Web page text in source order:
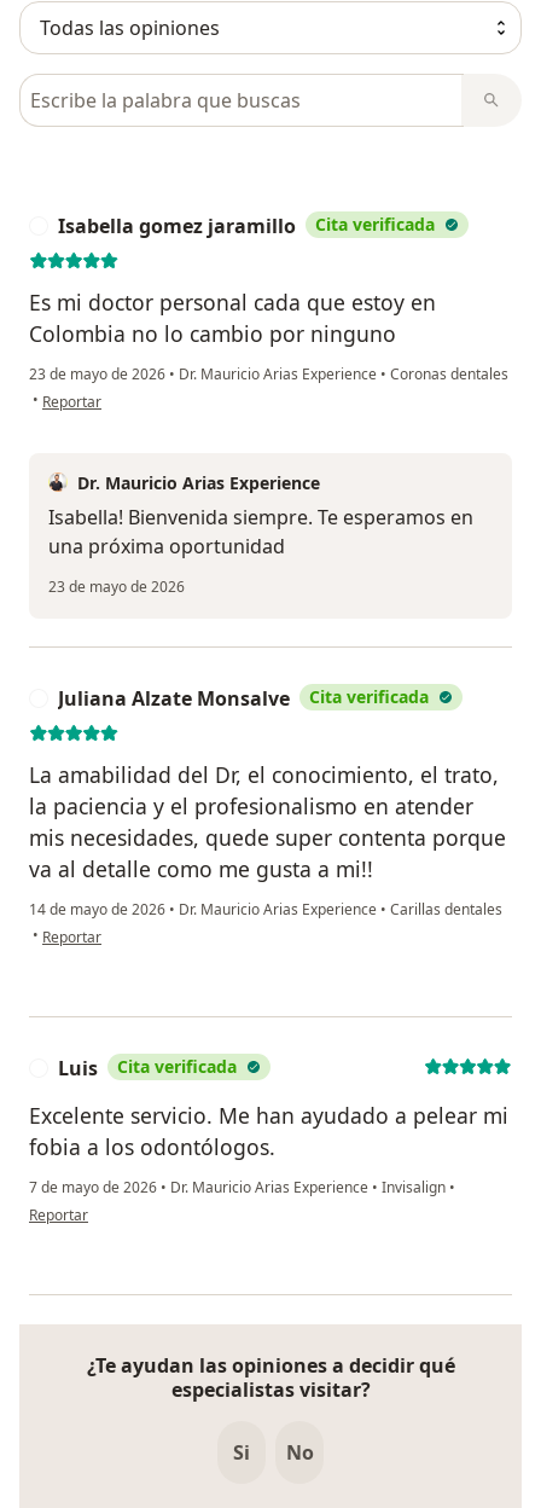
Busca en opiniones
Isabella gomez jaramillo Cita verificada
Es mi doctor personal cada que estoy en
Colombia no lo cambio por ninguno
23 de mayo de 2026 • Dr. Mauricio Arias Experience • Coronas dentales
• en opinión del usuario Isabella gomez jaramillo
Reportar
Dr. Mauricio Arias Experience
Isabella! Bienvenida siempre. Te esperamos en
una próxima oportunidad
23 de mayo de 2026
Juliana Alzate Monsalve Cita verificada
La amabilidad del Dr, el conocimiento, el trato,
la paciencia y el profesionalismo en atender
mis necesidades, quede super contenta porque
va al detalle como me gusta a mi!!
14 de mayo de 2026 • Dr. Mauricio Arias Experience • Carillas dentales
• en opinión del usuario Juliana Alzate Monsalve
Reportar
Luis Cita verificada
Excelente servicio. Me han ayudado a pelear mi
fobia a los odontólogos.
7 de mayo de 2026 • Dr. Mauricio Arias Experience • Invisalign •
en opinión del usuario Luis
Reportar
¿Te ayudan las opiniones a decidir qué
especialistas visitar?
Si No